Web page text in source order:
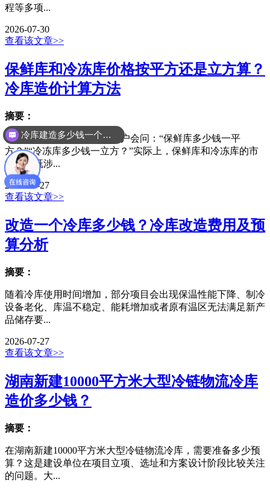
程等多项...
2026-07-30
查看该文章>>
保鲜库和冷冻库价格按平方还是立方算？
冷库造价计算方法
摘要：
在咨询冷库造价时，不少用户会问：“保鲜库多少钱一平
方？”“冷冻库多少钱一立方？”实际上，保鲜库和冷冻库的市
场价格既涉...
2026-07-27
查看该文章>>
改造一个冷库多少钱？冷库改造费用及预
算分析
摘要：
随着冷库使用时间增加，部分项目会出现保温性能下降、制冷
设备老化、库温不稳定、能耗增加或者原有温区无法满足新产
品储存要...
2026-07-27
查看该文章>>
湖南新建10000平方米大型冷链物流冷库
造价多少钱？
摘要：
在湖南新建10000平方米大型冷链物流冷库，需要准备多少预
算？这是建设单位在项目立项、选址和方案设计阶段比较关注
的问题。大...
冷库建造多少钱一个平方